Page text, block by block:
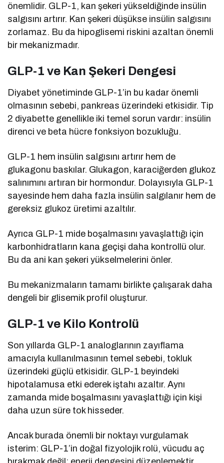
önemlidir. GLP-1, kan şekeri yükseldiğinde insülin
salgısını artırır. Kan şekeri düşükse insülin salgısını
zorlamaz. Bu da hipoglisemi riskini azaltan önemli
bir mekanizmadır.
GLP-1 ve Kan Şekeri Dengesi
Diyabet yönetiminde GLP-1’in bu kadar önemli
olmasının sebebi, pankreas üzerindeki etkisidir. Tip
2 diyabette genellikle iki temel sorun vardır: insülin
direnci ve beta hücre fonksiyon bozukluğu.
GLP-1 hem insülin salgısını artırır hem de
glukagonu baskılar. Glukagon, karaciğerden glukoz
salınımını artıran bir hormondur. Dolayısıyla GLP-1
sayesinde hem daha fazla insülin salgılanır hem de
gereksiz glukoz üretimi azaltılır.
Ayrıca GLP-1 mide boşalmasını yavaşlattığı için
karbonhidratların kana geçişi daha kontrollü olur.
Bu da ani kan şekeri yükselmelerini önler.
Bu mekanizmaların tamamı birlikte çalışarak daha
dengeli bir glisemik profil oluşturur.
GLP-1 ve Kilo Kontrolü
Son yıllarda GLP-1 analoglarının zayıflama
amacıyla kullanılmasının temel sebebi, tokluk
üzerindeki güçlü etkisidir. GLP-1 beyindeki
hipotalamusa etki ederek iştahı azaltır. Aynı
zamanda mide boşalmasını yavaşlattığı için kişi
daha uzun süre tok hisseder.
Ancak burada önemli bir noktayı vurgulamak
isterim: GLP-1’in doğal fizyolojik rolü, vücudu aç